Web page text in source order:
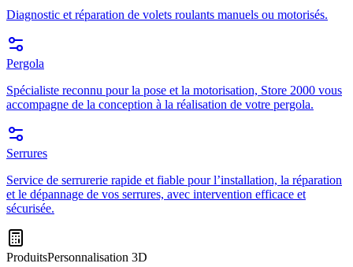
Diagnostic et réparation de volets roulants manuels ou motorisés.
Pergola
Spécialiste reconnu pour la pose et la motorisation, Store 2000 vous
accompagne de la conception à la réalisation de votre pergola.
Serrures
Service de serrurerie rapide et fiable pour l’installation, la réparation
et le dépannage de vos serrures, avec intervention efficace et
sécurisée.
ProduitsPersonnalisation 3D